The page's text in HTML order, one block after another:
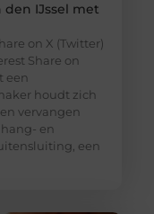
IJssel met
on X (Twitter)
Share on
een
houdt zich
vervangen
en
een